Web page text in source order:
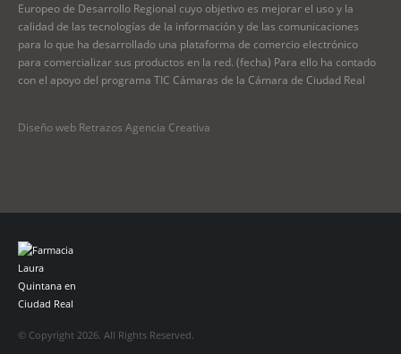
Europeo de Desarrollo Regional cuyo objetivo es mejorar el uso y la
calidad de las tecnologías de la información y de las comunicaciones
para lo que ha desarrollado una plataforma de comercio electrónico
para comercializar sus productos en la red. (fecha) Para ello ha contado
con el apoyo del programa TIC Cámaras de la Cámara de Ciudad Real
Diseño web Retrazos Agencia Creativa
© Copyright 2026. All Rights Reserved.